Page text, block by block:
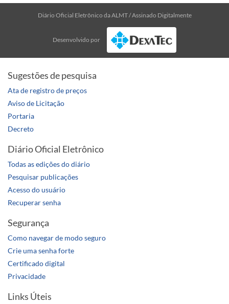
Diário Oficial Eletrônico da ALMT / Assinado Digitalmente
Desenvolvido por
Sugestões de pesquisa
Ata de registro de preços
Aviso de Licitação
Portaria
Decreto
Diário Oficial Eletrônico
Todas as edições do diário
Pesquisar publicações
Acesso do usuário
Recuperar senha
Segurança
Como navegar de modo seguro
Crie uma senha forte
Certificado digital
Privacidade
Links Úteis